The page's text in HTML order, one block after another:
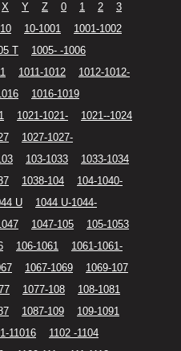
X Y Z 0 1 2
3
10-1001
1001-1002
T
1005- -1006
1011-1012
1012-1012-
1016-1019
1021-1021-
1021--1024
1027-1027-
103-1033
1033-1034
1038-104
104-1040-
U
1044 U-1044-
1047-105
105-1053
106-1061
1061-1061-
1067-1069
1069-107
1077-108
108-1081
1087-109
109-1091
11016
1102 -1104